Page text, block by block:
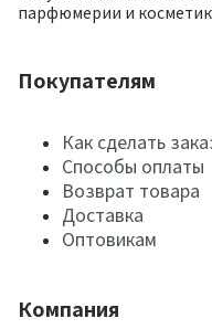
парфюмерии и
Покупателям
Как сделать
Способы оплаты
Возврат товара
Доставка
Оптовикам
Компания